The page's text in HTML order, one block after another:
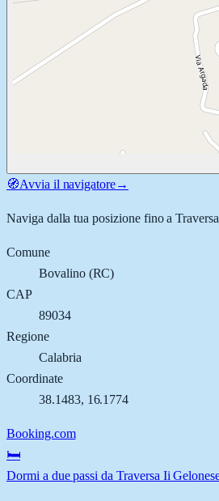
🧭Avvia il navigatore→
Naviga dalla tua posizione fino a
Comune
Bovalino(RC)
CAP
89034
Regione
Calabria
Coordinate
38.1483, 16.1774
Booking.com
🛏️
Dormi a due passi da Traversa Ii